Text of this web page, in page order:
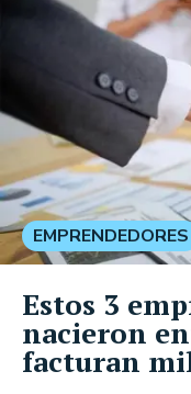
EMPRENDEDORES
Estos 3
nacieron
facturan